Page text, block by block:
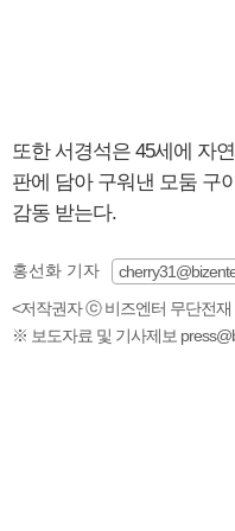
또한 서경석은 45세에 자
판에 담아 구워낸 모둠 구
감동 받는다.
홍선화 기자
<저작권자 ⓒ 비즈엔터 무단전재
※ 보도자료 및 기사제보